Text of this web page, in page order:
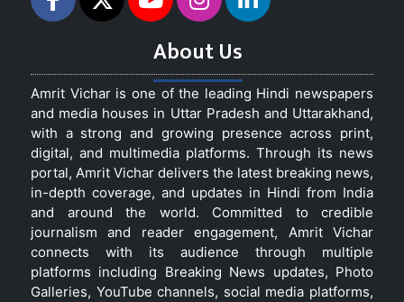
About Us
Amrit Vichar is one of the leading Hindi newspapers
and media houses in Uttar Pradesh and Uttarakhand,
with a strong and growing presence across print,
digital, and multimedia platforms. Through its news
portal, Amrit Vichar delivers the latest breaking news,
in-depth coverage, and updates in Hindi from India
and around the world. Committed to credible
journalism and reader engagement, Amrit Vichar
connects with its audience through multiple
platforms including Breaking News updates, Photo
Galleries, YouTube channels, social media platforms,